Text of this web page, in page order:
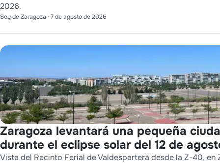
2026.
Soy de Zaragoza · 7 de agosto de 2026
Zaragoza levantará una pequeña
durante el eclipse solar del 12 de
Vista del Recinto Ferial de Valdespartera desde la Z-40,